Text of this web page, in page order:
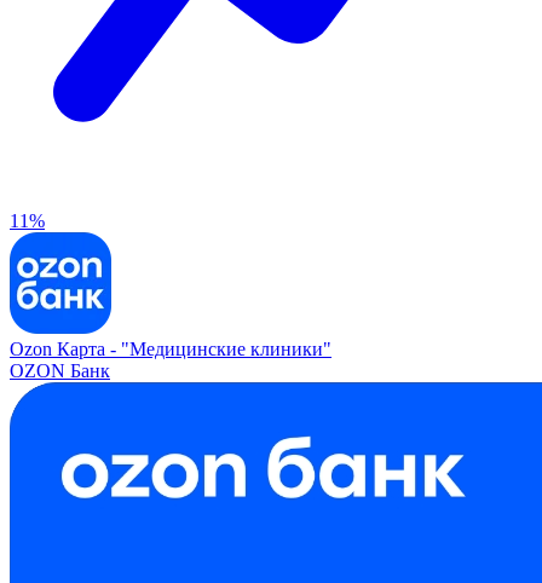
11%
Ozon Карта - "Медицинские клиники"
OZON Банк